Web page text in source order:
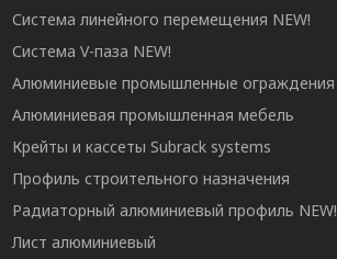
Система линейного перемещения NEW!
Система V-паза NEW!
Алюминиевые промышленные ограждения
Алюминиевая промышленная мебель
Крейты и кассеты Subrack systems
Профиль строительного назначения
Радиаторный алюминиевый профиль NEW!
Лист алюминиевый